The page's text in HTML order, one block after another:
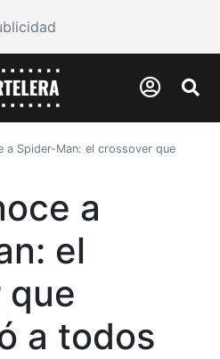
a Spider-Man: el crossover que
a
el
que
a todos